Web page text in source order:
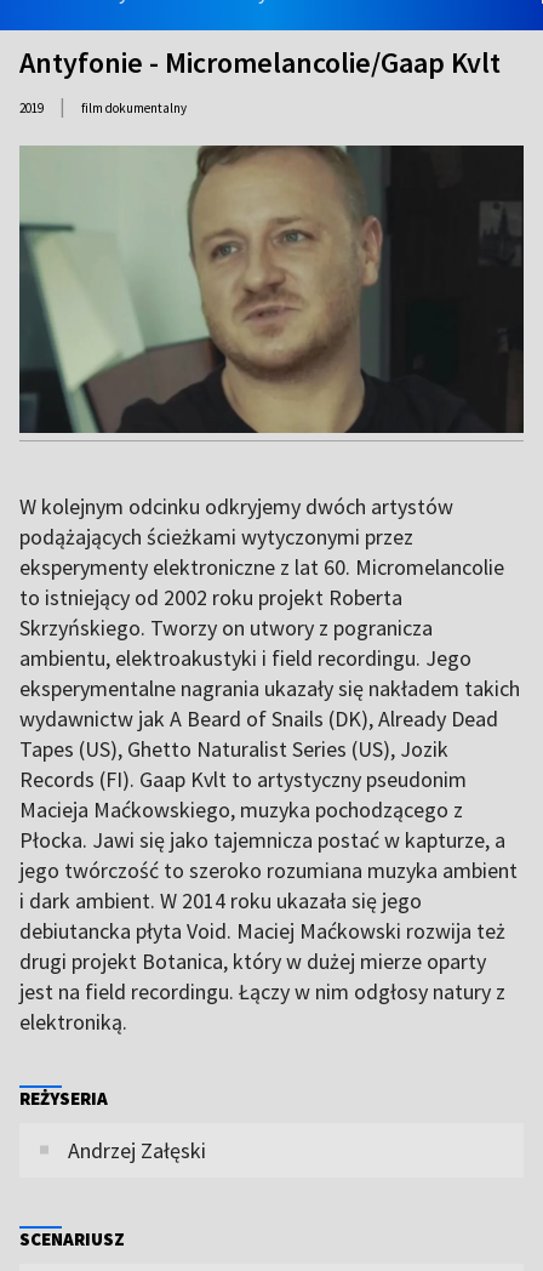
Antyfonie - Micromelancolie/Gaap Kvlt
2019 | film dokumentalny
W kolejnym odcinku odkryjemy dwóch artystów
podążających ścieżkami wytyczonymi przez
eksperymenty elektroniczne z lat 60. Micromelancolie
to istniejący od 2002 roku projekt Roberta
Skrzyńskiego. Tworzy on utwory z pogranicza
ambientu, elektroakustyki i field recordingu. Jego
eksperymentalne nagrania ukazały się nakładem takich
wydawnictw jak A Beard of Snails (DK), Already Dead
Tapes (US), Ghetto Naturalist Series (US), Jozik
Records (FI). Gaap Kvlt to artystyczny pseudonim
Macieja Maćkowskiego, muzyka pochodzącego z
Płocka. Jawi się jako tajemnicza postać w kapturze, a
jego twórczość to szeroko rozumiana muzyka ambient
i dark ambient. W 2014 roku ukazała się jego
debiutancka płyta Void. Maciej Maćkowski rozwija też
drugi projekt Botanica, który w dużej mierze oparty
jest na field recordingu. Łączy w nim odgłosy natury z
elektroniką.
REŻYSERIA
Andrzej Załęski
SCENARIUSZ